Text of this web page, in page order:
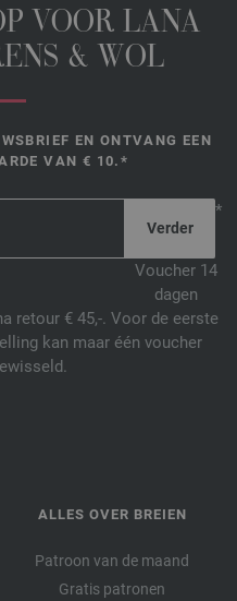
VOOR LANA
& WOL
EN ONTVANG EEN
VAN € 10.*
*
Voucher 14
dagen
retour € 45,-. Voor de eerste
kan maar één voucher
ALLES OVER BREIEN
Patroon van de maand
Gratis patronen